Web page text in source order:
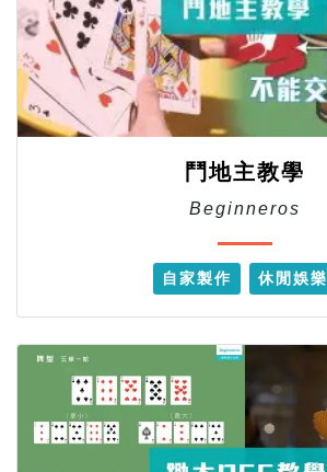
鬥地主教學
Beginneros
自家製作 休閒娛樂